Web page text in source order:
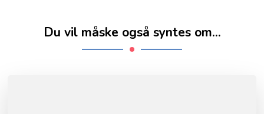
Du vil måske også syntes om...